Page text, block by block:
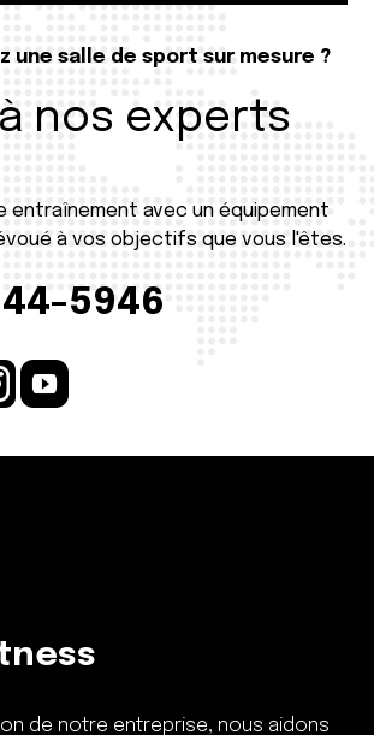
une salle de sport sur mesure ?
nos experts
entraînement avec un équipement
à vos objectifs que vous l'êtes.
5946
de notre entreprise, nous aidons